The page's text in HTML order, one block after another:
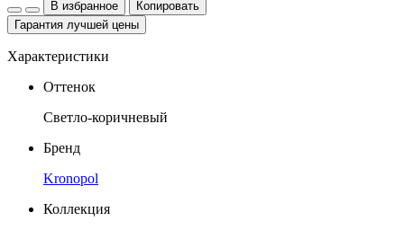
В избранное
Копировать
Гарантия лучшей цены
Характеристики
Оттенок
Светло-коричневый
Бренд
Kronopol
Коллекция